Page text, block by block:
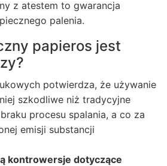
z atestem to gwarancja
palenia.
papieros jest
potwierdza, że używanie
szkodliwe niż tradycyjne
procesu spalania, a co za
emisji substancji
kontrowersje dotyczące